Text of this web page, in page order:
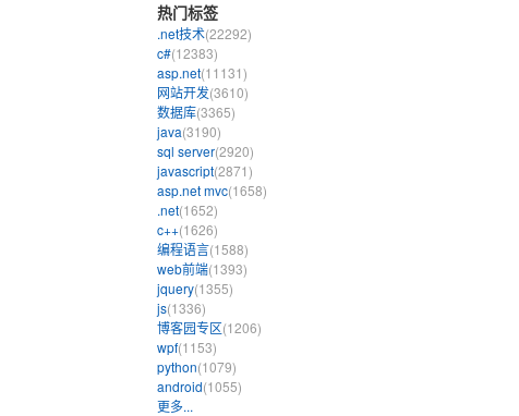
热门标签
.net技术(22292)
c#(12383)
asp.net(11131)
网站开发(3610)
数据库(3365)
java(3190)
sql server(2920)
javascript(2871)
asp.net mvc(1658)
.net(1652)
c++(1626)
编程语言(1588)
web前端(1393)
jquery(1355)
js(1336)
博客园专区(1206)
wpf(1153)
python(1079)
android(1055)
更多...